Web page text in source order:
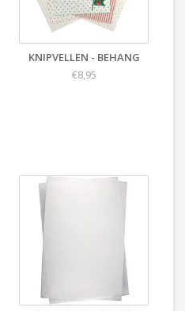
KNIPVELLEN - BEHANG
€8,95